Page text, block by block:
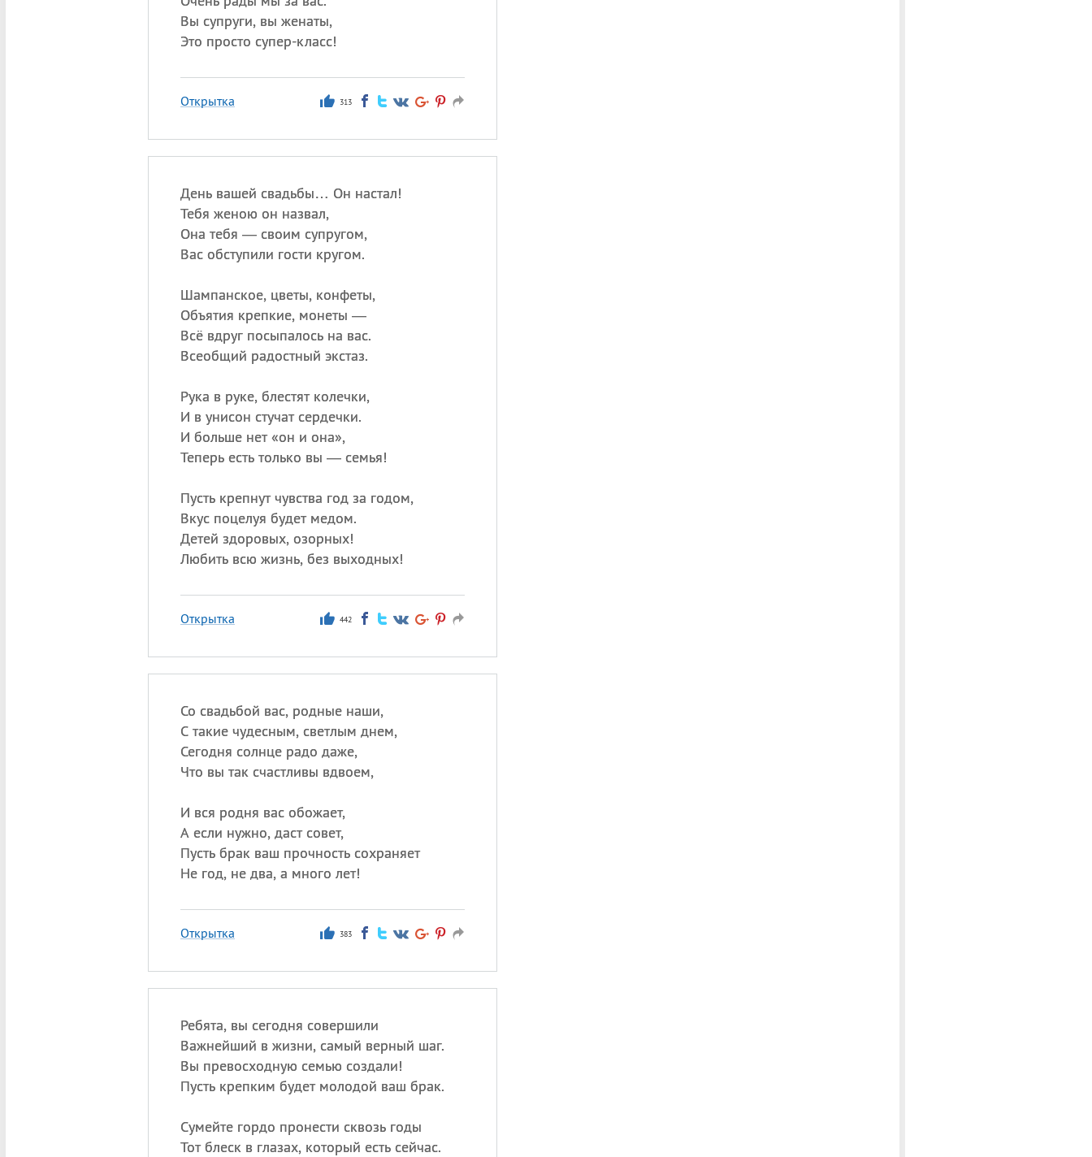
Вы супруги, вы женаты,
Это просто супер-класс!
Открытка 313
День вашей свадьбы… Он настал!
Тебя женою он назвал,
Она тебя — своим супругом,
Вас обступили гости кругом.
Шампанское, цветы, конфеты,
Объятия крепкие, монеты —
Всё вдруг посыпалось на вас.
Всеобщий радостный экстаз.
Рука в руке, блестят колечки,
И в унисон стучат сердечки.
И больше нет «он и она»,
Теперь есть только вы — семья!
Пусть крепнут чувства год за годом,
Вкус поцелуя будет медом.
Детей здоровых, озорных!
Любить всю жизнь, без выходных!
Открытка 442
Со свадьбой вас, родные наши,
С такие чудесным, светлым днем,
Сегодня солнце радо даже,
Что вы так счастливы вдвоем,
И вся родня вас обожает,
А если нужно, даст совет,
Пусть брак ваш прочность сохраняет
Не год, не два, а много лет!
Открытка 383
Ребята, вы сегодня совершили
Важнейший в жизни, самый верный шаг.
Вы превосходную семью создали!
Пусть крепким будет молодой ваш брак.
Сумейте гордо пронести сквозь годы
Тот блеск в глазах, который есть сейчас.